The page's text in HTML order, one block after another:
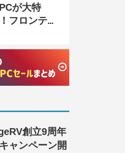
が大特
フロンティ
』開催、
ル情報まと
創立9周年
ャンペーン開